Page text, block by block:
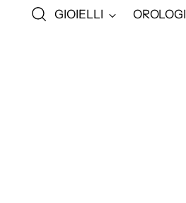
GIOIELLI OROLOGI